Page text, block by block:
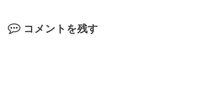
コメントを残す